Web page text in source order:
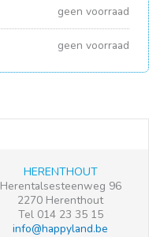
geen voorraad
geen voorraad
HERENTHOUT
Herentalsesteenweg 96
2270 Herenthout
Tel 014 23 35 15
info@happyland.be